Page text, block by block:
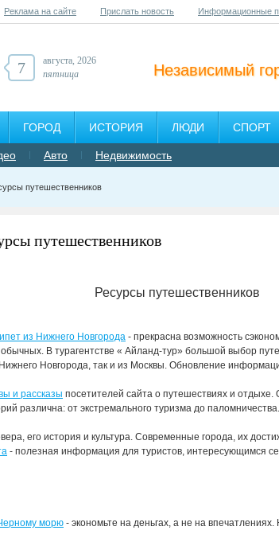
Реклама на сайте Прислать новость Информационные
Независимый
7
августа, 2026
пятница
ГОРОД ИСТОРИЯ ЛЮДИ СПОРТ
Авто Недвижимость
путешественников
путешественников
Ресурсы путешественников
из Нижнего Новгорода - прекрасна возможность
В турагентстве « Айланд-тур» большой выбор
Новгорода, так и из Москвы. Обновление
и рассказы посетителей сайта о путешествиях и
различна: от экстремального туризма до паломничества.
его история и культура. Современные города, их
- полезная информация для туристов, интересующимся
морю - экономьте на деньгах, а не на